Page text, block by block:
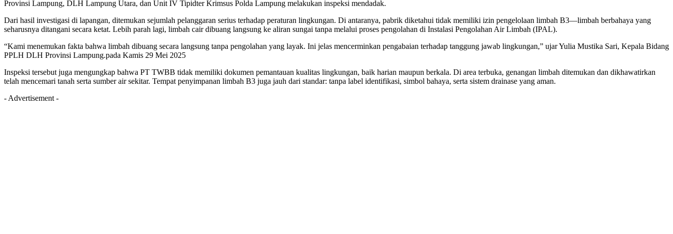
Provinsi Lampung, DLH Lampung Utara, dan Unit IV Tipidter Krimsus Polda Lampung melakukan inspeksi mendadak.
Dari hasil investigasi di lapangan, ditemukan sejumlah pelanggaran serius terhadap peraturan lingkungan. Di antaranya, pabrik diketahui tidak memiliki izin pengelolaan limbah B3—limbah berbahaya yang
seharusnya ditangani secara ketat. Lebih parah lagi, limbah cair dibuang langsung ke aliran sungai tanpa melalui proses pengolahan di Instalasi Pengolahan Air Limbah (IPAL).
“Kami menemukan fakta bahwa limbah dibuang secara langsung tanpa pengolahan yang layak. Ini jelas mencerminkan pengabaian terhadap tanggung jawab lingkungan,” ujar Yulia Mustika Sari, Kepala Bidang
PPLH DLH Provinsi Lampung.pada Kamis 29 Mei 2025
Inspeksi tersebut juga mengungkap bahwa PT TWBB tidak memiliki dokumen pemantauan kualitas lingkungan, baik harian maupun berkala. Di area terbuka, genangan limbah ditemukan dan dikhawatirkan
telah mencemari tanah serta sumber air sekitar. Tempat penyimpanan limbah B3 juga jauh dari standar: tanpa label identifikasi, simbol bahaya, serta sistem drainase yang aman.
- Advertisement -